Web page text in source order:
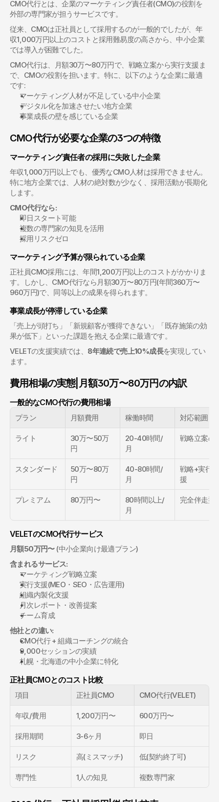
CMO代行とは、企業のマーケティング責任者(CMO)の役割を
外部の専門家が担うサービスです。
従来、CMOは正社員として採用するのが一般的でしたが、年
収1,000万円以上のコストと採用難易度の高さから、中小企業
では導入が困難でした。
CMO代行は、月額30万〜80万円で、戦略立案から実行支援ま
で、CMOの役割を担います。特に、以下のような企業に最適
です:
マーケティング人材が不足している中小企業
デジタル化を加速させたい地方企業
事業成長の壁を感じている企業
CMO代行が必要な企業の3つの特徴
マーケティング責任者の採用に失敗した企業
年収1,000万円以上でも、優秀なCMO人材は採用できません。
特に地方企業では、人材の絶対数が少なく、採用活動が長期化
します。
CMO代行なら:
即日スタート可能
複数の専門家の知見を活用
採用リスクゼロ
マーケティング予算が限られている企業
正社員CMO採用には、年間1,200万円以上のコストがかかりま
す。しかし、CMO代行なら月額30万〜80万円(年間360万〜
960万円)で、同等以上の成果を得られます。
事業成長が停滞している企業
「売上が頭打ち」「新規顧客が獲得できない」「既存施策の効
果が低下」といった課題を抱える企業に最適です。
VELETの支援実績では、 8年連続で売上10%成長を実現してい
ます。
費用相場の実態|月額30万〜80万円の内訳
一般的なCMO代行の費用相場
プラン 月額費用 稼働時間 対応範囲
ライト
30万〜50万
円
20-40時間/
月
戦略立案の
スタンダード
50万〜80万
円
40-80時間/
月
戦略+実行支
援
プレミアム 80万円〜
80時間以上/
月
完全伴走型
VELETのCMO代行サービス
月額50万円〜 (中小企業向け最適プラン)
含まれるサービス:
マーケティング戦略立案
実行支援(MEO・SEO・広告運用)
組織内製化支援
月次レポート・改善提案
チーム育成
他社との違い:
CMO代行 + 組織コーチングの統合
9,000セッションの実績
札幌・北海道の中小企業に特化
正社員CMOとのコスト比較
項目 正社員CMO CMO代行(VELET)
年収/費用 1,200万円〜 600万円〜
採用期間 3-6ヶ月 即日
リスク 高(ミスマッチ) 低(契約終了可)
専門性 1人の知見 複数専門家